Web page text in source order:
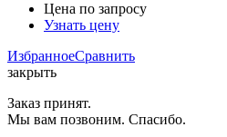
Цена по запросу
Узнать цену
ИзбранноеСравнить
закрыть
Заказ принят.
Мы вам позвоним. Спасибо.